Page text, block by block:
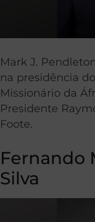
Mark J.
na presidência
Missionário da
Presidente
Foote.
Fernando
Silva